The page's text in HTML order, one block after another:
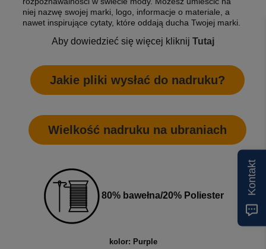
niej nazwę swojej marki, logo, informacje o materiale, a
nawet inspirujące cytaty, które oddają ducha Twojej marki.
Aby dowiedzieć się więcej kliknij Tutaj
Jakie pliki wysłać do nadruku?
Wielkość nadruku na ubraniach
80% bawełna/20% Poliester
kolor: Purple
Kontakt